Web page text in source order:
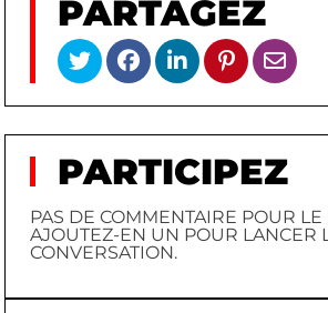
PARTAGEZ
PARTICIPEZ
PAS DE COMMENTAIRE POUR
AJOUTEZ-EN UN POUR LANCER
CONVERSATION.